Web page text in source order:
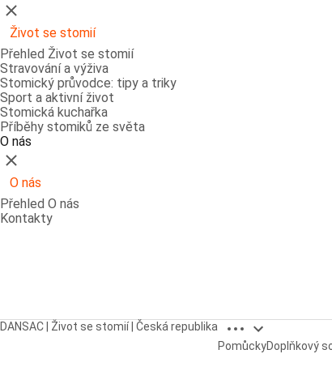
Zavřít
Život se stomií
Přehled Život se stomií
Stravování a výživa
Stomický průvodce: tipy a triky
Sport a aktivní život
Stomická kuchařka
Příběhy stomiků ze světa
O nás
Zavřít
O nás
Přehled O nás
Kontakty
DANSAC | Život se stomií | Česká republika Open
PomůckyDoplňkový